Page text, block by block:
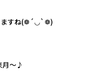
ますね(❁´◡`❁)
月～♪